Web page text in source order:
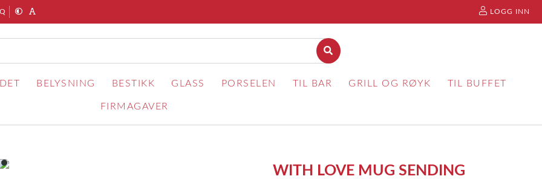
LOGG INN
BELYSNING BESTIKK GLASS PORSELEN TIL BAR GRILL OG RØYK TIL BUFFET
FIRMAGAVER
item
WITH LOVE MUG SENDING